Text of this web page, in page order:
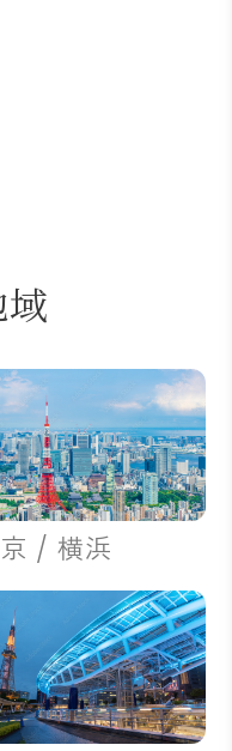
/ 横浜